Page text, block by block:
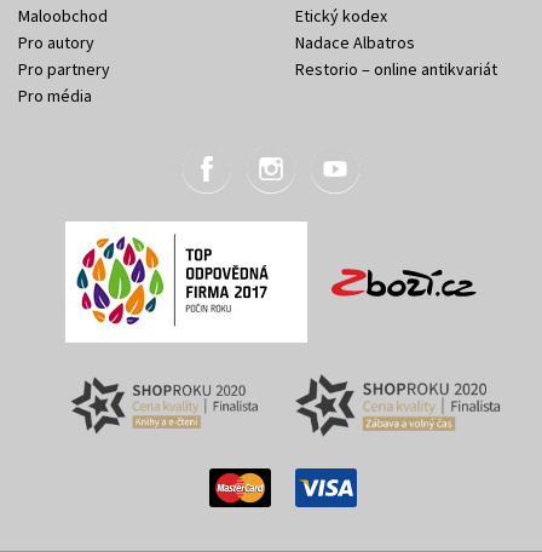
Maloobchod
Pro autory
Pro partnery
Pro média
Etický kodex
Nadace Albatros
Restorio – online antikvariát